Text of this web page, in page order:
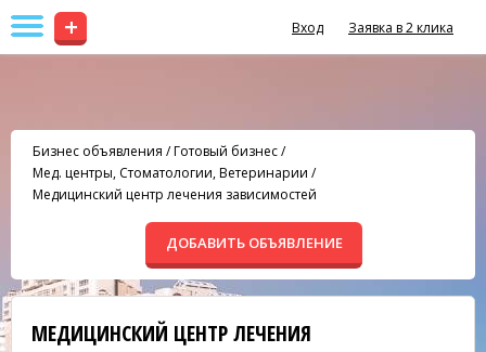
+ Вход Заявка в 2 клика
Бизнес объявления /Готовый бизнес/
Мед. центры, Стоматологии, Ветеринарии /
Медицинский центр лечения зависимостей
ДОБАВИТЬ ОБЪЯВЛЕНИЕ
МЕДИЦИНСКИЙ ЦЕНТР ЛЕЧЕНИЯ